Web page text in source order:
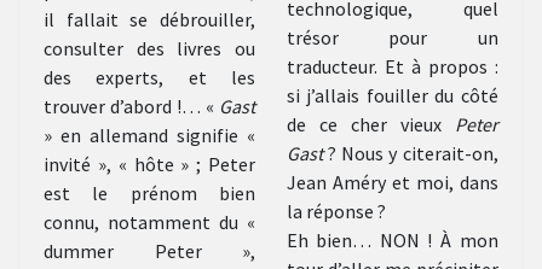
il fallait se débrouiller,
consulter des livres ou
des experts, et les
trouver d’abord !… « Gast
» en allemand signifie «
invité », « hôte » ; Peter
est le prénom bien
connu, notamment du «
dummer Peter »,
technologique, quel
trésor pour un
traducteur. Et à propos :
si j’allais fouiller du côté
de ce cher vieux Peter
Gast? Nous y citerait-on,
Jean Améry et moi, dans
la réponse ?
Eh bien… NON ! À mon